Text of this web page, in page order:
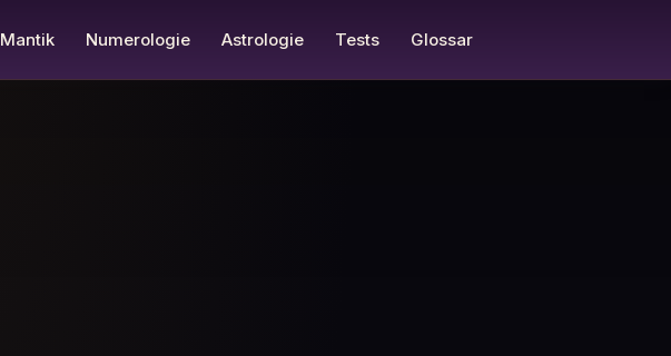
Mantik Numerologie Astrologie Tests Glossar